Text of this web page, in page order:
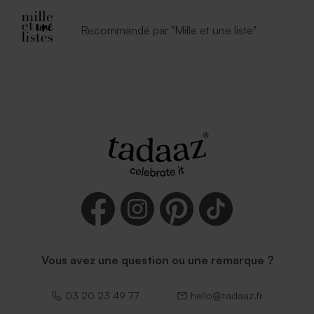
Recommandé par "Mille et une liste"
Vous avez une question ou une remarque ?
03 20 23 49 77 hello@tadaaz.fr